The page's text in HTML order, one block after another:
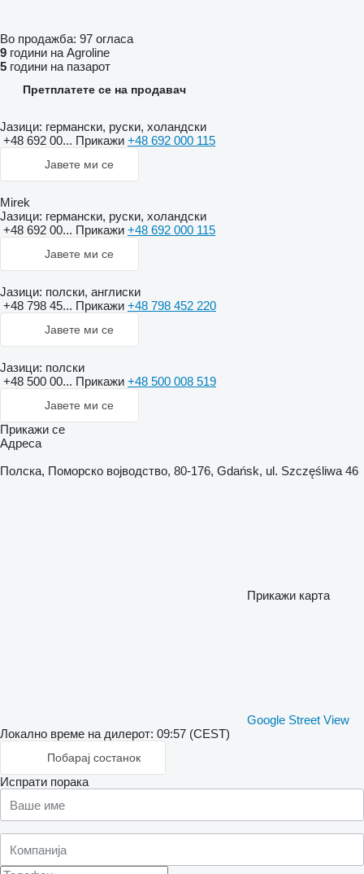
Во продажба: 97 огласа
9 години на Agroline
5 години на пазарот
Претплатете се на продавач
Јазици: германски, руски, холандски
+48 692 00... Прикажи +48 692 000 115
Јавете ми се
Mirek
Јазици: германски, руски, холандски
+48 692 00... Прикажи +48 692 000 115
Јавете ми се
Јазици: полски, англиски
+48 798 45... Прикажи +48 798 452 220
Јавете ми се
Јазици: полски
+48 500 00... Прикажи +48 500 008 519
Јавете ми се
Прикажи се
Адреса
Полска, Поморско војводство, 80-176, Gdańsk, ul. Szczęśliwa 46
Прикажи карта
Google Street View
Локално време на дилерот: 09:57 (CEST)
Побарај состанок
Испрати порака